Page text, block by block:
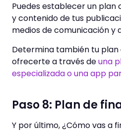
Puedes establecer un plan
y contenido de tus
medios de comunicación y
Determina también tu plan
ofrecerte a través deuna
especializada o una app
Paso 8: Plan de
Y por último, ¿Cómo vas a